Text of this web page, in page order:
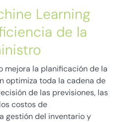
Learning
de la
mejora la planificación de la
optimiza toda la cadena de
de las previsiones, las
costos de
gestión del inventario y